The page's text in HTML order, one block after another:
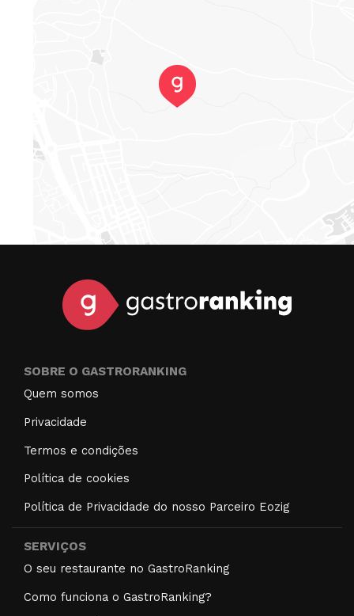
SOBRE O GASTRORANKING
Quem somos
Privacidade
Termos e condições
Política de cookies
Política de Privacidade do nosso Parceiro Eozig
SERVIÇOS
O seu restaurante no GastroRanking
Como funciona o GastroRanking?